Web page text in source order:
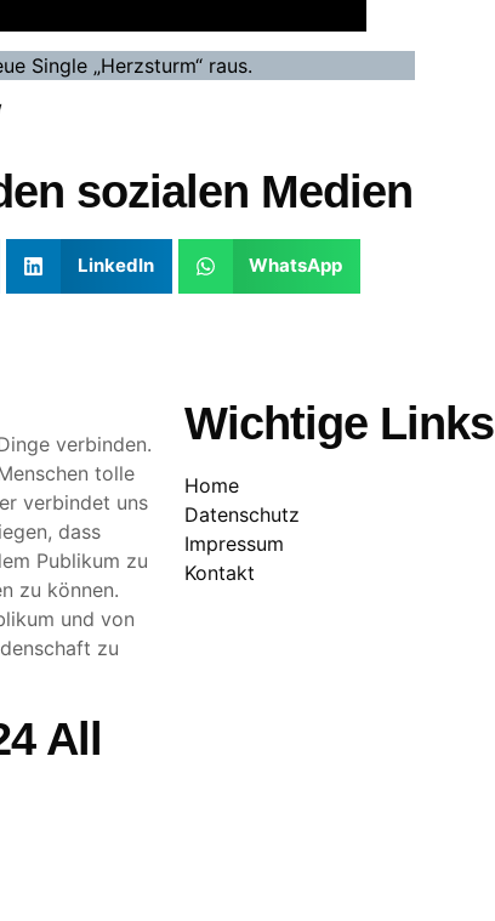
Single „Herzsturm“ raus.
sozialen Medien
LinkedIn WhatsApp
verbinden.
tolle
verbindet uns
dass
Publikum zu
zu können.
und von
zu
Wichtige Links
Home
Datenschutz
Impressum
Kontakt
All